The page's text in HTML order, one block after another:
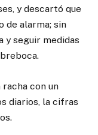
y descartó que
de alarma; sin
y seguir medidas
racha con un
diarios, la cifras